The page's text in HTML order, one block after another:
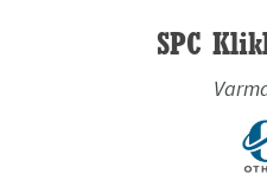
SPC